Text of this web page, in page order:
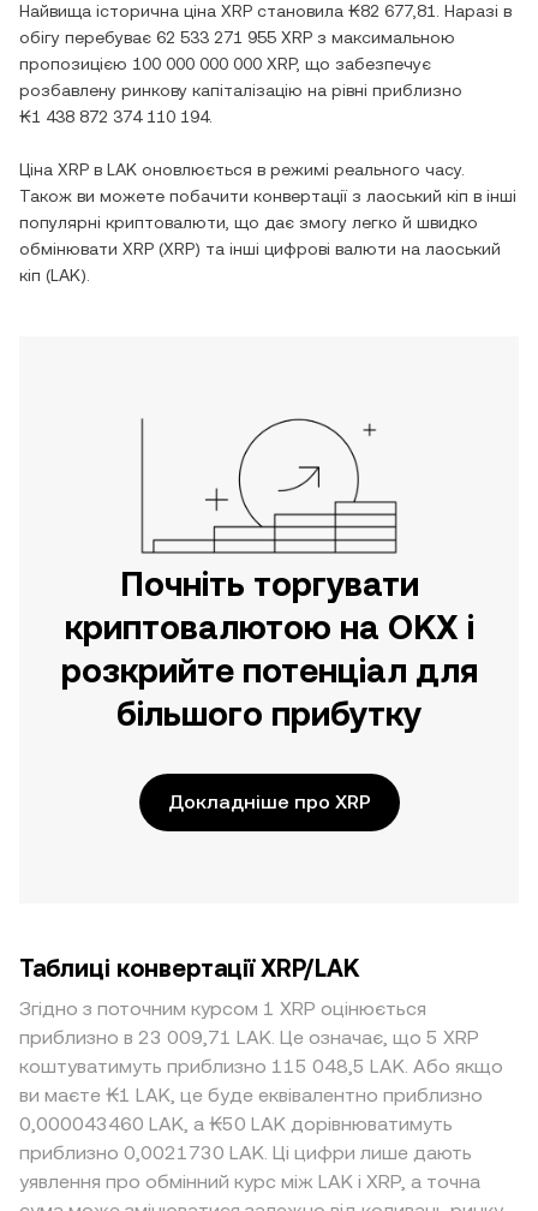
Найвища історична ціна XRP становила ₭82 677,81
. Наразі в
обігу перебуває 62 533 271 955 XRP з максимальною
пропозицією 100 000 000 000 XRP, що забезпечує
розбавлену ринкову капіталізацію на рівні приблизно
₭1 438 872 374 110 194.
Ціна XRP в LAK оновлюється в режимі реального часу.
Також ви можете побачити конвертації з лаоський кіп в інші
популярні криптовалюти, що дає змогу легко й швидко
обмінювати XRP (XRP) та інші цифрові валюти на лаоський
кіп (LAK).
Почніть торгувати
криптовалютою на OKX і
розкрийте потенціал для
більшого прибутку
Докладніше про XRP
Таблиці конвертації XRP/LAK
Згідно з поточним курсом 1 XRP оцінюється
приблизно в 23 009,71 LAK. Це означає, що 5 XRP
коштуватимуть приблизно 115 048,5 LAK. Або якщо
ви маєте ₭1 LAK, це буде еквівалентно приблизно
0,000043460 LAK, а ₭50 LAK дорівнюватимуть
приблизно 0,0021730 LAK. Ці цифри лише дають
уявлення про обмінний курс між LAK і XRP, а точна